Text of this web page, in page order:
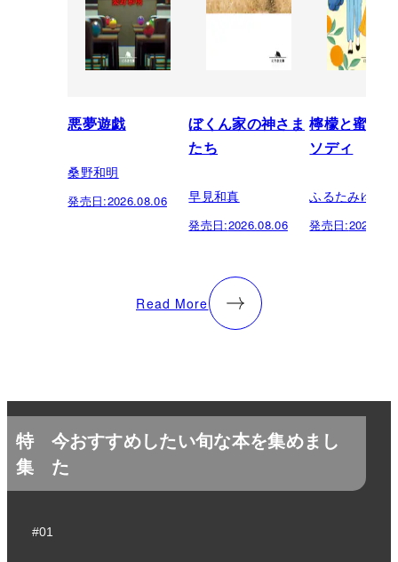
悪夢遊戯
桑野和明
発売日:2026.08.06
ぼくん家の神さま
たち
早見和真
発売日:2026.08.06
檸檬と蜜柑
ソディ
ふるたみゆき
発売日:
Read More
特
集
今おすすめしたい旬な本を集めまし
た
#01